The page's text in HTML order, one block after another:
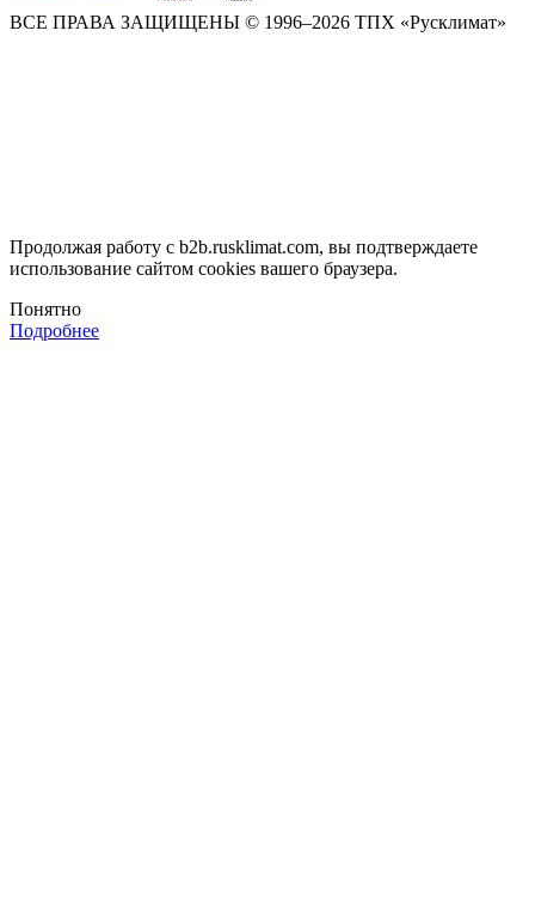
ВСЕ ПРАВА ЗАЩИЩЕНЫ © 1996–2026 ТПХ «Русклимат»
Продолжая работу с b2b.rusklimat.com, вы подтверждаете
использование сайтом cookies вашего браузера.
Понятно
Подробнее